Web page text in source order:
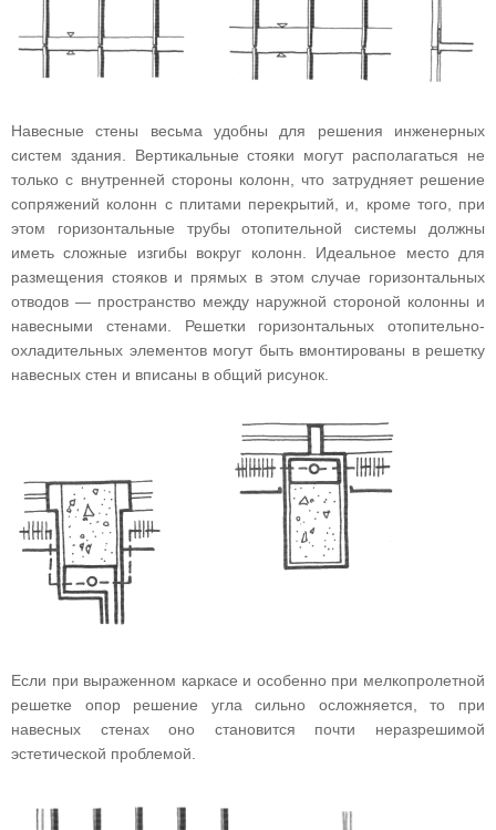
Навесные стены весьма удобны для решения инженерных
систем здания. Вертикальные стояки могут располагаться не
только с внутренней стороны колонн, что затрудняет решение
сопряжений колонн с плитами перекрытий, и, кроме того, при
этом горизонтальные трубы отопительной системы должны
иметь сложные изгибы вокруг колонн. Идеальное место для
размещения стояков и прямых в этом случае горизонтальных
отводов — пространство между наружной стороной колонны и
навесными стенами. Решетки горизонтальных отопительно-
охладительных элементов могут быть вмонтированы в решетку
навесных стен и вписаны в общий рисунок.
Если при выраженном каркасе и особенно при мелкопролетной
решетке опор решение угла сильно осложняется, то при
навесных стенах оно становится почти неразрешимой
эстетической проблемой.